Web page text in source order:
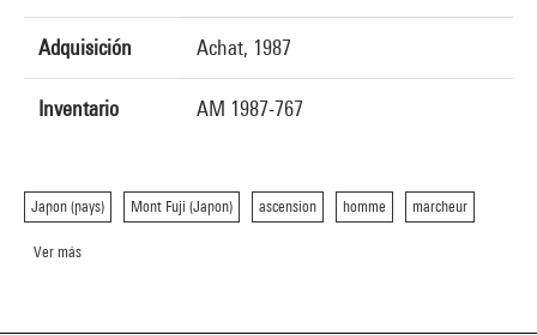
Adquisición Achat, 1987
Inventario AM 1987-767
Japon (pays) Mont Fuji (Japon) ascension homme marcheur
Ver más